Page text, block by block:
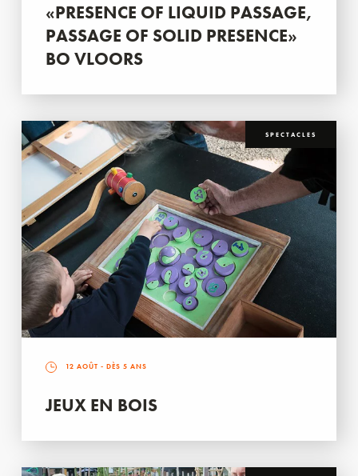
«PRESENCE OF LIQUID PASSAGE,
PASSAGE OF SOLID PRESENCE»
BO VLOORS
SPECTACLES
12 AOÛT - DÈS 5 ANS
JEUX EN BOIS